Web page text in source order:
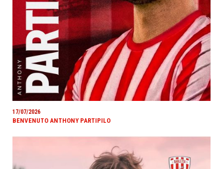
17/07/2026
BENVENUTO ANTHONY PARTIPILO